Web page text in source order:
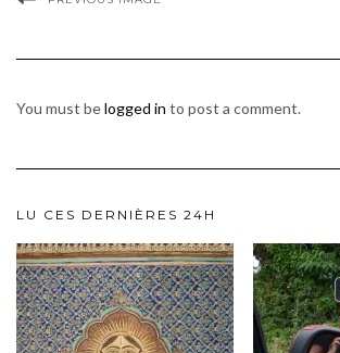
You must belogged in to post a comment.
LU CES DERNIÈRES 24H